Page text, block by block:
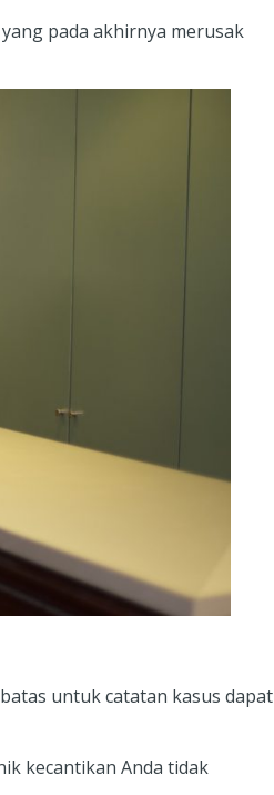
pada akhirnya merusak
untuk catatan kasus dapat
kecantikan Anda tidak